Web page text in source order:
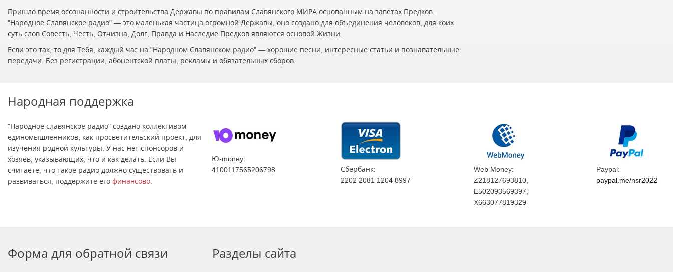
Пришло время осознанности и строительства Державы по правилам Славянского МИРА основанным на заветах Предков.
"Народное Славянское радио" — это маленькая частица огромной Державы, оно создано для объединения человеков, для коих
суть слов Совесть, Честь, Отчизна, Долг, Правда и Наследие Предков являются основой Жизни.
Если это так, то для Тебя, каждый час на "Народном Славянском радио" — хорошие песни, интересные статьи и познавательные
передачи. Без регистрации, абонентской платы, рекламы и обязательных сборов.
Народная поддержка
"Народное славянское радио" создано коллективом
единомышленников, как просветительский проект, для
изучения родной культуры. У нас нет спонсоров и
хозяев, указывающих, что и как делать. Если Вы
считаете, что такое радио должно существовать и
развиваться, поддержите его финансово
Ю-money:
4100117565206798
Сбербанк:
2202 2081 1204 8997
Web Money:
Z218127693810,
E502093569397,
X663077819329
Paypal:
paypal.me/nsr2022
Форма для обратной связи Разделы сайта